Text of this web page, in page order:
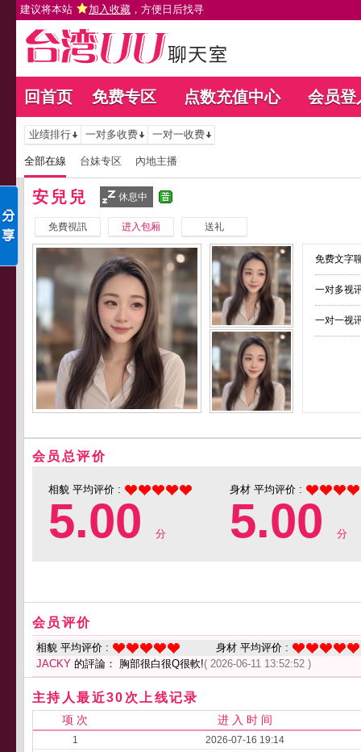
建议将本站 加入收藏 ，方便日后找寻
回首页 免费专区 点数充值中心 会员登
业绩排行 一对多收费 一对一收费
全部在線 台妹专区 內地主播
安兒兒 休息中
免費視訊 进入包厢 送礼
免费文字
一对多视
一对一视
会员总评价
相貌 平均评价 :
5.00 分
身材 平均评价 :
5.00 分
会员评价
相貌 平均评价 :
身材 平均评价 :
JACKY 的評論： 胸部很白很Q很軟!( 2026-06-11 13:52:52 )
主持人最近30次上线记录
项 次 进 入 时 间
1
2026-07-16 19:14